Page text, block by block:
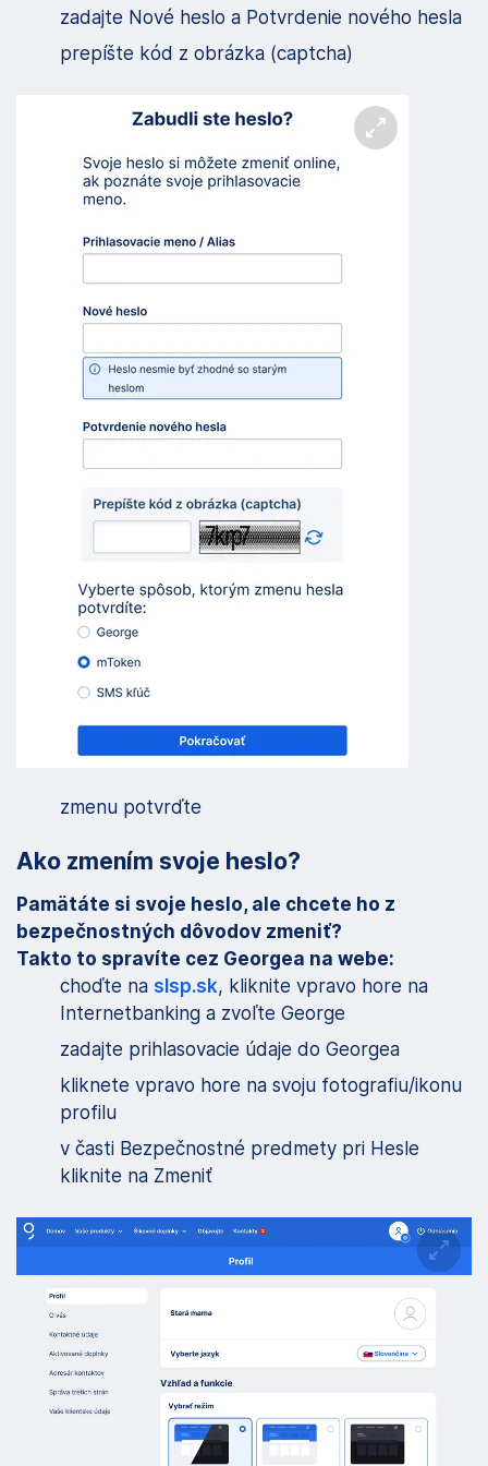
zadajte Nové heslo a Potvrdenie nového hesla
prepíšte kód z obrázka (captcha)
Zväčšiť
zmenu potvrďte
Ako zmením svoje heslo?
Pamätáte si svoje heslo, ale chcete ho z
bezpečnostných dôvodov zmeniť?
Takto to spravíte cez Georgea na webe:
choďte na slsp.sk, kliknite vpravo hore na
Internetbanking a zvoľte George
zadajte prihlasovacie údaje do Georgea
kliknete vpravo hore na svoju fotografiu/ikonu
profilu
v časti Bezpečnostné predmety pri Hesle
kliknite na Zmeniť